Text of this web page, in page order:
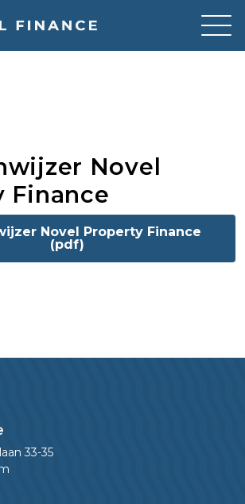
Novel
Finance
Novel Property Finance
(pdf)
33-35